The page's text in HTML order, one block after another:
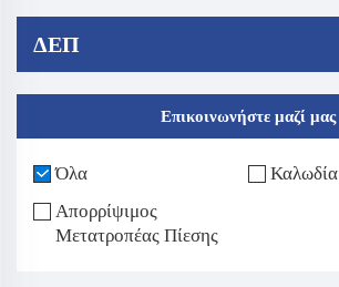
ΔΕΠ
Επικοινωνήστε μαζί μας
Όλα
Απορρίψιμος
Μετατροπέας Πίεσης